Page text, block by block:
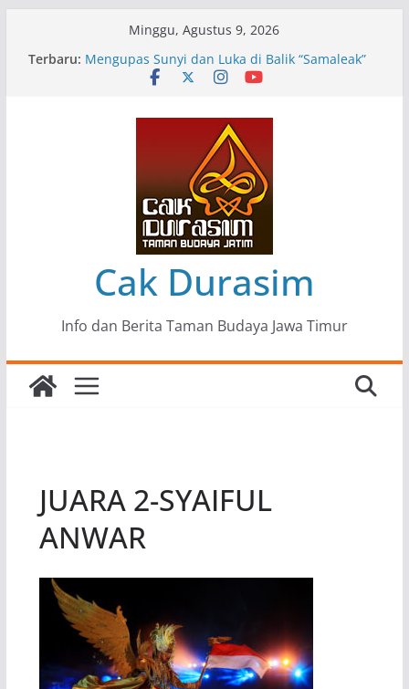
Minggu, Agustus 9, 2026
Terbaru: Pameran Lukisan Komunitas Patria Seni Rupa
Kota Blitar : Ketika “Bergerak” Menjadi Mantra
Mengupas Sunyi dan Luka di Balik “Samaleak”
Menjaga Marwah Seni dan Budaya: Catatan
Kunjungan Kerja Ir. Bambang Haryo Soekartono
(BHS) Anggota DPR RI ke Taman Budaya Jawa
Pameran Tunggal 35 Karya Agus Koecink
“Tumbang Tambang”, Ungkapan Kritis Tentang
Derita Pekerja Pertambangan
Cak Durasim
Info dan Berita Taman Budaya Jawa Timur
JUARA 2-SYAIFUL
ANWAR